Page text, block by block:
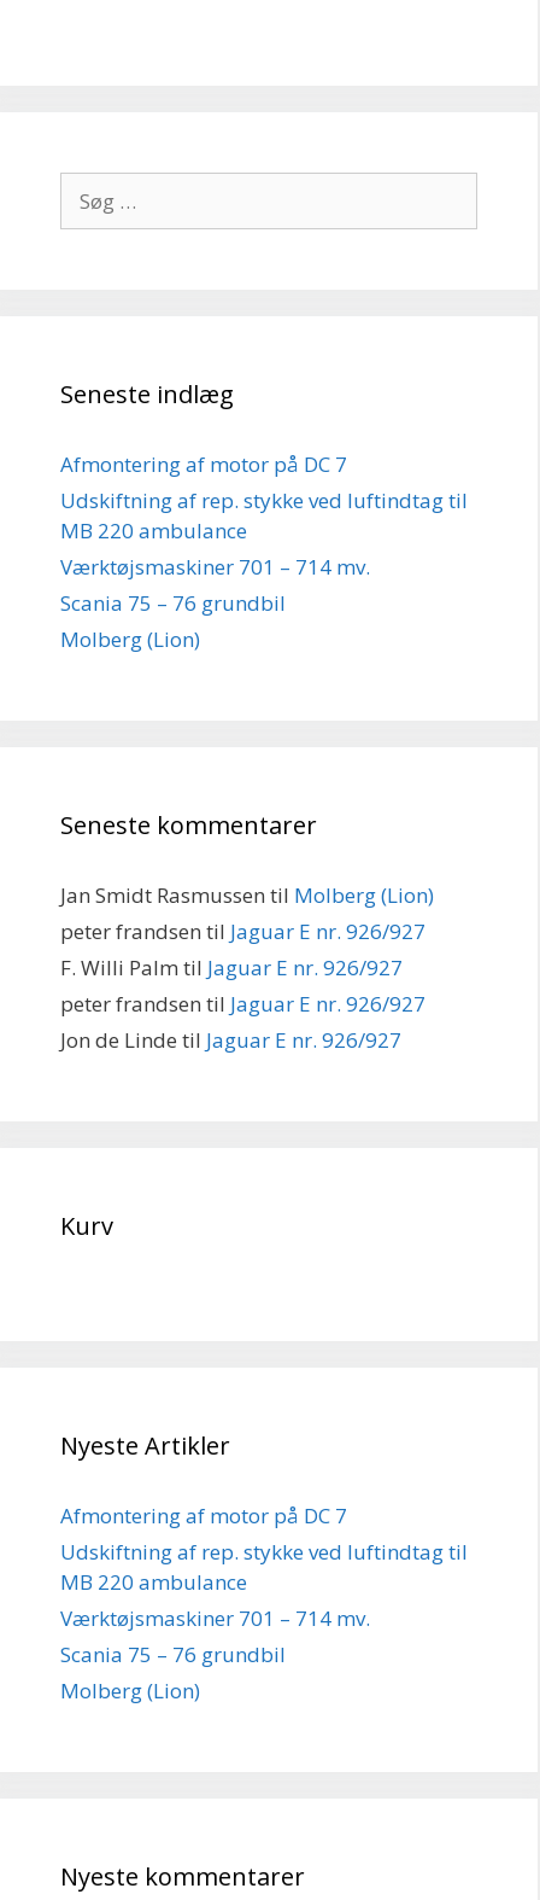
efter:
Seneste indlæg
Afmontering af motor på DC 7
Udskiftning af rep. stykke ved luftindtag til
MB 220 ambulance
Værktøjsmaskiner 701 – 714 mv.
Scania 75 – 76 grundbil
Molberg (Lion)
Seneste kommentarer
Jan Smidt Rasmussen til Molberg (Lion)
peter frandsen til Jaguar E nr. 926/927
F. Willi Palm til Jaguar E nr. 926/927
peter frandsen til Jaguar E nr. 926/927
Jon de Linde til Jaguar E nr. 926/927
Kurv
Nyeste Artikler
Afmontering af motor på DC 7
Udskiftning af rep. stykke ved luftindtag til
MB 220 ambulance
Værktøjsmaskiner 701 – 714 mv.
Scania 75 – 76 grundbil
Molberg (Lion)
Nyeste kommentarer